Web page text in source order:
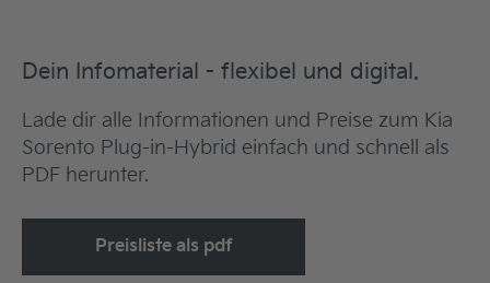
Dein Infomaterial - flexibel und digital.
Lade dir alle Informationen und Preise zum Kia
Sorento Plug-in-Hybrid einfach und schnell als
PDF herunter.
Preisliste als pdf